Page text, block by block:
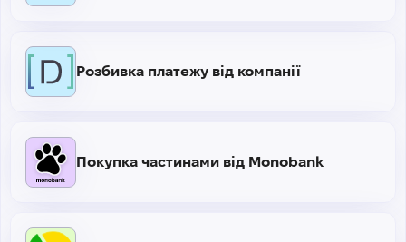
Розбивка платежу від компанії
Покупка частинами від Monobank